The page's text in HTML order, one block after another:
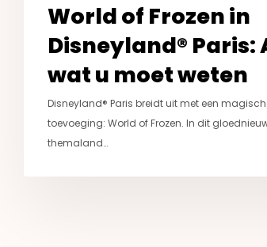
World of Frozen in
Disneyland® Paris:
wat u moet weten
Disneyland® Paris breidt uit met een
toevoeging: World of Frozen. In dit
themaland…